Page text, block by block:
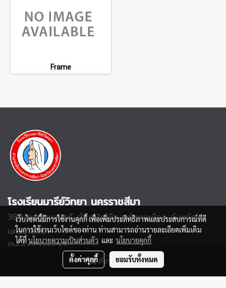
สั่งซื้อสินค้า
Frame
โรงเรียนมารีย์วิทยา นครราชสีมา
386 ถนนมุขมนตรีตำบลในเมือง อำเภอเมือง จังหวัด
นครราชสีมา
044-252-253
เว็บไซต์นี้มีการใช้งานคุกกี้ เพื่อเพิ่มประสิทธิภาพและประสบการณ์ที่ดี
ในการใช้งานเว็บไซต์ของท่าน ท่านสามารถอ่านรายละเอียดเพิ่มเติม
ได้ที่นโยบายความเป็นส่วนตัว และ นโยบายคุกกี้
ตั้งค่าคุกกี้ ยอมรับทั้งหมด